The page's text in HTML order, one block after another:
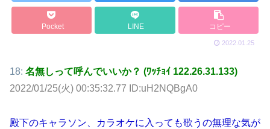
Pocket LINE コピー
2022.01.25
18: 名無しって呼んでいいか？ (ﾜｯﾁｮｲ 122.26.31.133)
2022/01/25(火) 00:35:32.77 ID:uH2NQBgA0
殿下のキャラソン、カラオケに入っても歌うの無理な気が